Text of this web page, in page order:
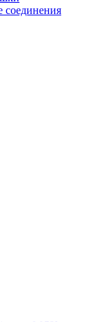
соединения